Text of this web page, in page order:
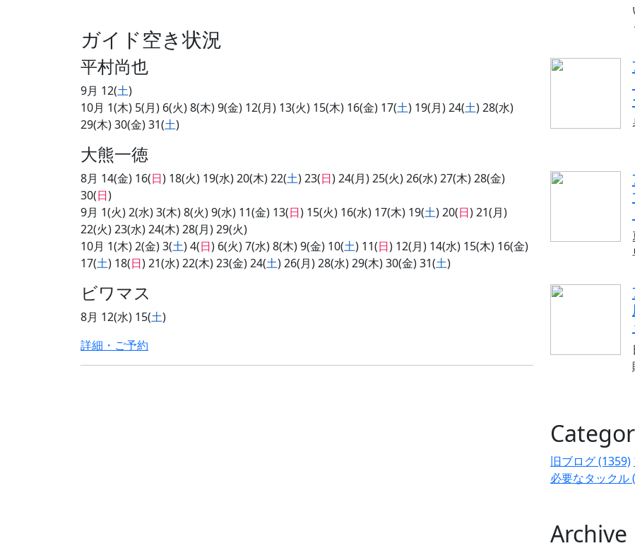
ガイド空き状況
平村尚也
9月 12(土)
10月 1(木) 5(月) 6(火) 8(木) 9(金) 12(月) 13(火) 15(木) 16(金) 17(土) 19(月) 24(土) 28(水)
29(木) 30(金) 31(土)
大熊一徳
8月 14(金) 16(日) 18(火) 19(水) 20(木) 22(土) 23(日) 24(月) 25(火) 26(水) 27(木) 28(金)
30(日)
9月 1(火) 2(水) 3(木) 8(火) 9(水) 11(金) 13(日) 15(火) 16(水) 17(木) 19(土) 20(日) 21(月)
22(火) 23(水) 24(木) 28(月) 29(火)
10月 1(木) 2(金) 3(土) 4(日) 6(火) 7(水) 8(木) 9(金) 10(土) 11(日) 12(月) 14(水) 15(木) 16(金)
17(土) 18(日) 21(水) 22(木) 23(金) 24(土) 26(月) 28(水) 29(木) 30(金) 31(土)
ビワマス
8月 12(水) 15(土)
詳細・ご予約
旧ブログ (1359)
必要なタックル
Archive